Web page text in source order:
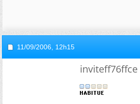
11/09/2006, 12h15
inviteff76ffce